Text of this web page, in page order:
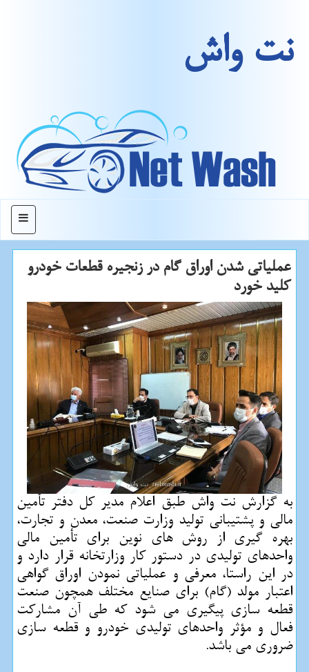
نت واش
منو
عملیاتی شدن اوراق گام در زنجیره قطعات خودرو
كلید خورد
به گزارش نت واش طبق اعلام مدیر کل دفتر تأمین
مالی و پشتیبانی تولید وزارت صنعت، معدن و تجارت،
بهره گیری از روش های نوین برای تأمین مالی
واحدهای تولیدی در دستور کار وزارتخانه قرار دارد و
در این راستا، معرفی و عملیاتی نمودن اوراق گواهی
اعتبار مولد (گام) برای صنایع مختلف همچون صنعت
قطعه سازی پیگیری می شود که طی آن مشارکت
فعال و مؤثر واحدهای تولیدی خودرو و قطعه سازی
ضروری می باشد.